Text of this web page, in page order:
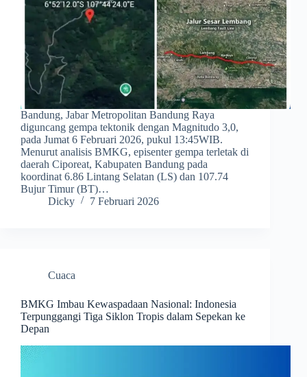
Bandung, Jabar Metropolitan Bandung Raya
diguncang gempa tektonik dengan Magnitudo 3,0,
pada Jumat 6 Februari 2026, pukul 13:45WIB.
Menurut analisis BMKG, episenter gempa terletak di
daerah Ciporeat, Kabupaten Bandung pada
koordinat 6.86 Lintang Selatan (LS) dan 107.74
Bujur Timur (BT)…
Dicky
7 Februari 2026
Cuaca
BMKG Imbau Kewaspadaan Nasional: Indonesia
Terpunggangi Tiga Siklon Tropis dalam Sepekan ke
Depan